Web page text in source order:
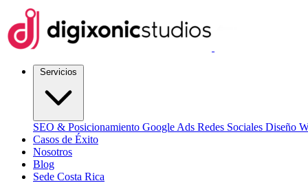
SEO & Posicionamiento Google Ads Redes Sociales Diseño
Casos de Éxito
Nosotros
Blog
Sede Costa Rica